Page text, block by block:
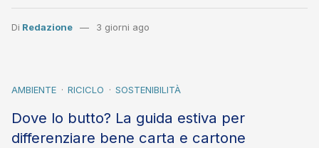
Di Redazione 3 giorni ago
AMBIENTE RICICLO SOSTENIBILITÀ
Dove lo butto? La guida estiva per
differenziare bene carta e cartone